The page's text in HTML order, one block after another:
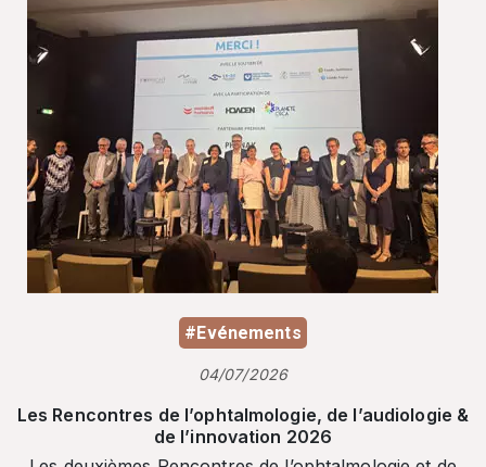
#Evénements
04/07/2026
Les Rencontres de l’ophtalmologie, de l’audiologie &
de l’innovation 2026